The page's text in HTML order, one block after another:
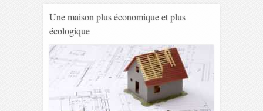
Une maison plus économique et plus
écologique